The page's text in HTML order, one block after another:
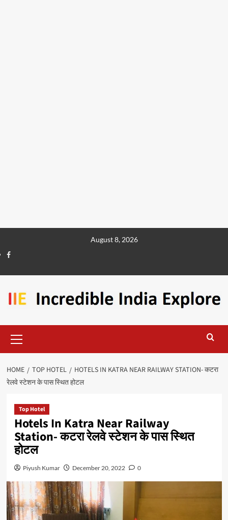
August 8, 2026
HOME TOP HOTEL
HOTELS IN KATRA NEAR RAILWAY STATION- कटरा
रेलवे स्टेशन के पास स्थित होटल
Top Hotel
Hotels In Katra Near Railway
Station- कटरा रेलवे स्टेशन के पास स्थित
होटल
Piyush Kumar December 20, 2022 0